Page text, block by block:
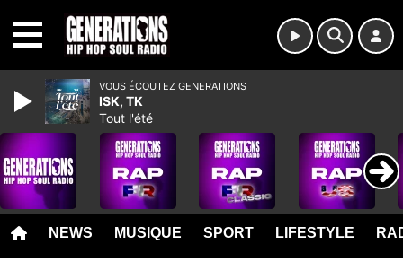
NEWS MUSIQUE SPORT LIFESTYLE
VOUS ÉCOUTEZ GENERATIONS
ISK, TK
Tout l'été